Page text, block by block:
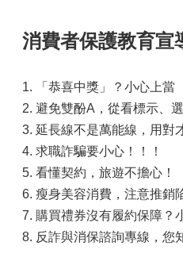
消費者保護教育宣
1. 「恭喜中獎」？小心上當
2. 避免雙酚A，從看標示、
3. 延長線不是萬能線，用對
4. 求職詐騙要小心！！！
5. 看懂契約，旅遊不擔心！
6. 瘦身美容消費，注意推銷
7. 購買禮券沒有履約保障？
8. 反詐與消保諮詢專線，您